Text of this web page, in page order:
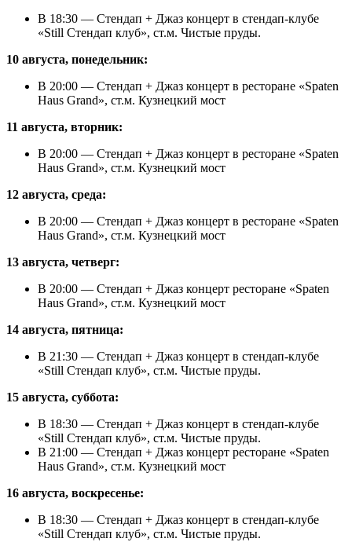
В 18:30 — Стендап + Джаз концерт в стендап-клубе
«Still Стендап клуб», ст.м. Чистые пруды.
10 августа, понедельник:
В 20:00 — Стендап + Джаз концерт в ресторане «Spaten
Haus Grand», ст.м. Кузнецкий мост
11 августа, вторник:
В 20:00 — Стендап + Джаз концерт в ресторане «Spaten
Haus Grand», ст.м. Кузнецкий мост
12 августа, среда:
В 20:00 — Стендап + Джаз концерт в ресторане «Spaten
Haus Grand», ст.м. Кузнецкий мост
13 августа, четверг:
В 20:00 — Стендап + Джаз концерт ресторане «Spaten
Haus Grand», ст.м. Кузнецкий мост
14 августа, пятница:
В 21:30 — Стендап + Джаз концерт в стендап-клубе
«Still Стендап клуб», ст.м. Чистые пруды.
15 августа, суббота:
В 18:30 — Стендап + Джаз концерт в стендап-клубе
«Still Стендап клуб», ст.м. Чистые пруды.
В 21:00 — Стендап + Джаз концерт ресторане «Spaten
Haus Grand», ст.м. Кузнецкий мост
16 августа, воскресенье:
В 18:30 — Стендап + Джаз концерт в стендап-клубе
«Still Стендап клуб», ст.м. Чистые пруды.